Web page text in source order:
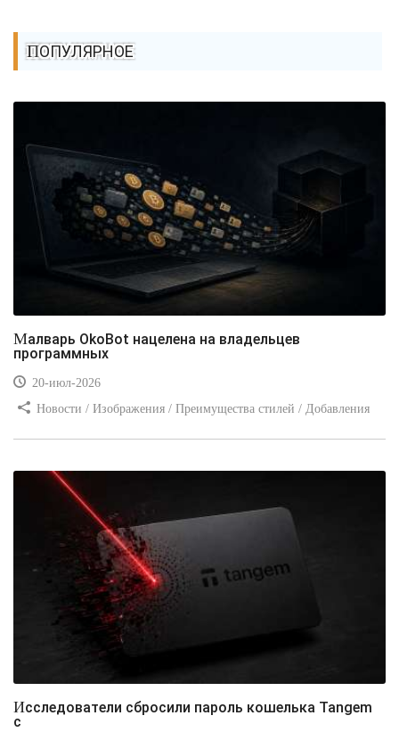
ПОПУЛЯРНОЕ
Малварь OkoBot нацелена на владельцев
программных
20-июл-2026
Новости / Изображения / Преимущества стилей / Добавления
Исследователи сбросили пароль кошелька Tangem
с